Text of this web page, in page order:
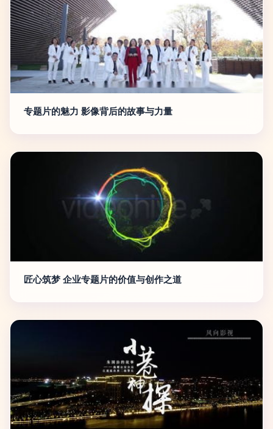
专题片的魅力 影像背后的故事与力量
匠心筑梦 企业专题片的价值与创作之道